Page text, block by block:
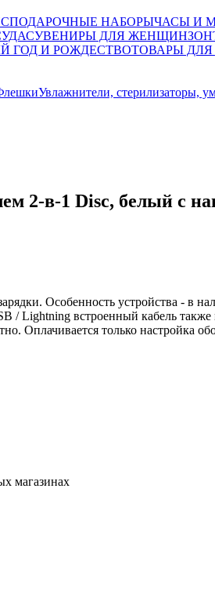
ПОДАРОЧНЫЕ НАБОРЫЧАСЫ И
СУВЕНИРЫ ДЛЯ ЖЕНЩИН
ГОД И РОЖДЕСТВОТОВАРЫ ДЛЯ
Увлажнители, стерилизаторы,
2-в-1 Disc, белый с
Особенность устройства - в
/ Lightning встроенный кабель
Оплачивается только настройка
магазинах